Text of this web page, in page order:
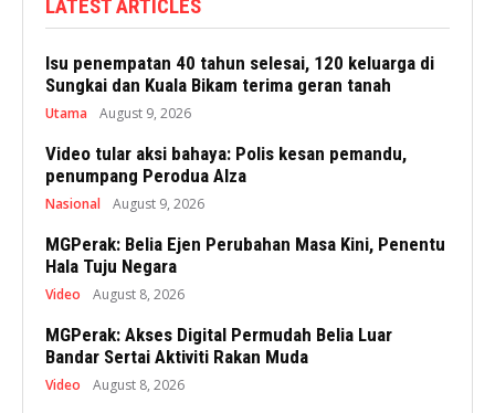
LATEST ARTICLES
Isu penempatan 40 tahun selesai, 120 keluarga di
Sungkai dan Kuala Bikam terima geran tanah
Utama August 9, 2026
Video tular aksi bahaya: Polis kesan pemandu,
penumpang Perodua Alza
Nasional August 9, 2026
MGPerak: Belia Ejen Perubahan Masa Kini, Penentu
Hala Tuju Negara
Video August 8, 2026
MGPerak: Akses Digital Permudah Belia Luar
Bandar Sertai Aktiviti Rakan Muda
Video August 8, 2026